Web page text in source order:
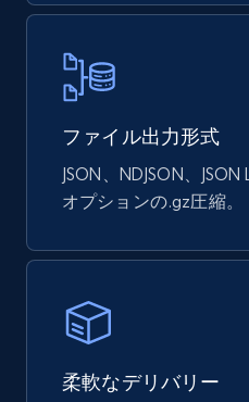
URL, Product id, Title,
eCommerce
839+ 46+
URL, Product id, Title,
Currency, Rating,
eCommerce
ファイル出力形式
JSON、NDJSON、JSON
オプションの.gz圧縮。
柔軟なデリバリー